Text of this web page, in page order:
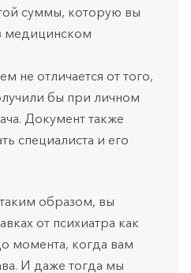
суммы, которую вы
медицинском
не отличается от того,
бы при личном
Документ также
специалиста и его
образом, вы
от психиатра как
момента, когда вам
И даже тогда мы